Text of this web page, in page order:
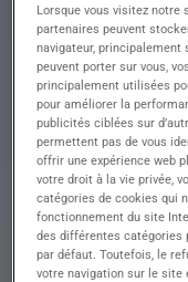
d'évolution. Et si
C'est
dynamique et à
renforcer son
Le top 3 des
immédiatement :
• Un salaire
fourni
• Contrat en
• Possibilité
Lorsque vous visitez notre
partenaires peuvent
navigateur,
peuvent porter sur vous,
principalement utilisées
pour améliorer la
publicités ciblées sur
permettent pas de vous
offrir une expérience web
votre droit à la vie privée,
catégories de cookies qui
fonctionnement du site
des différentes catégories
par défaut. Toutefois, le
votre navigation sur le site